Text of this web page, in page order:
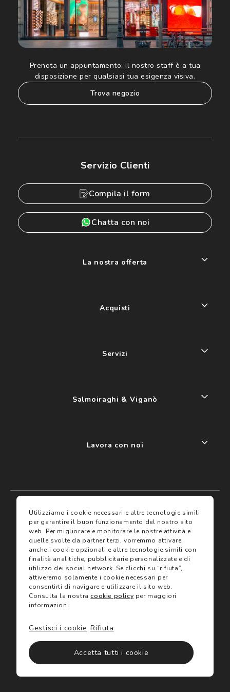
I miei preferiti
Assicurazioni
Servizi
Trova negozio
Gift Card
Prenota un appuntamento: il nostro staff è a tua
disposizione per qualsiasi tua esigenza visiva.
trova negozio
Servizio Clienti
Compila il form
Chatta con noi
La nostra offerta
Acquisti
Servizi
Salmoiraghi & Viganò
Lavora con noi
Termini e condizioni
Termini di vendita
Avvertenze e informazioni di sicurezza sui prodotti
Informativa sulla Privacy
Utilizzo dei cookie
Utilizziamo i cookie necessari e altre tecnologie simili
per garantire il buon funzionamento del nostro sito
web. Per migliorare e monitorare le nostre attività e
quelle svolte da partner terzi, vorremmo attivare
anche i cookie opzionali e altre tecnologie simili con
finalità analitiche, pubblicitarie personalizzate e di
utilizzo dei social network. Se clicchi su “rifiuta”,
attiveremo solamente i cookie necessari per
consentirti di navigare e utilizzare il sito web.
Consulta la nostracookie policy per maggiori
informazioni.
Accetta tutti i cookie
Rifiuta
Gestisci i cookie